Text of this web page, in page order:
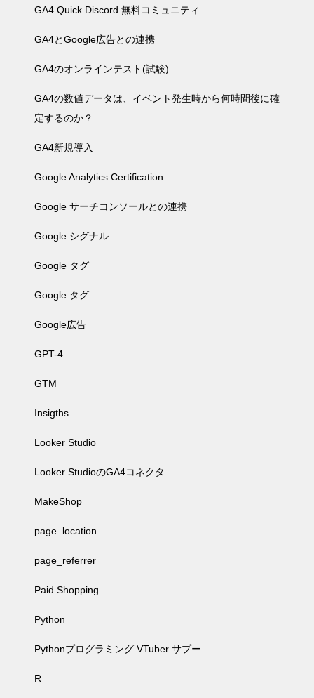
GA4.Quick Discord 無料コミュニティ
GA4とGoogle広告との連携
GA4のオンラインテスト(試験)
GA4の数値データは、イベント発生時から何時間後に確
定するのか？
GA4新規導入
Google Analytics Certification
Google サーチコンソールとの連携
Google シグナル
Google タグ
Google タグ
Google広告
GPT-4
GTM
Insigths
Looker Studio
Looker StudioのGA4コネクタ
MakeShop
page_location
page_referrer
Paid Shopping
Python
Pythonプログラミング VTuber サプー
R